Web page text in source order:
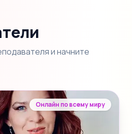
и начните
Онлайн по всему миру